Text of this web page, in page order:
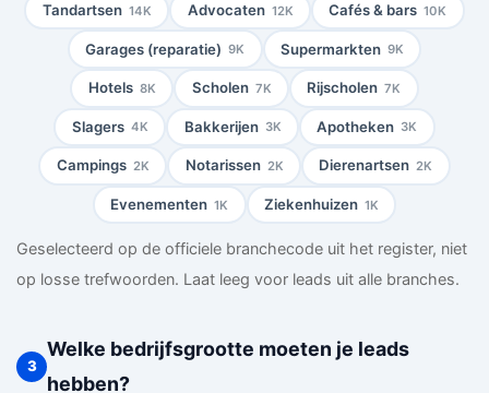
Tandartsen 14K Advocaten 12K Cafés & bars 10K
Garages (reparatie) 9K Supermarkten 9K
Hotels 8K Scholen 7K Rijscholen 7K
Slagers 4K Bakkerijen 3K Apotheken 3K
Campings 2K Notarissen 2K Dierenartsen 2K
Evenementen 1K Ziekenhuizen 1K
Geselecteerd op de officiele branchecode uit het register, niet
op losse trefwoorden. Laat leeg voor leads uit alle branches.
3
Welke bedrijfsgrootte moeten je leads
hebben?